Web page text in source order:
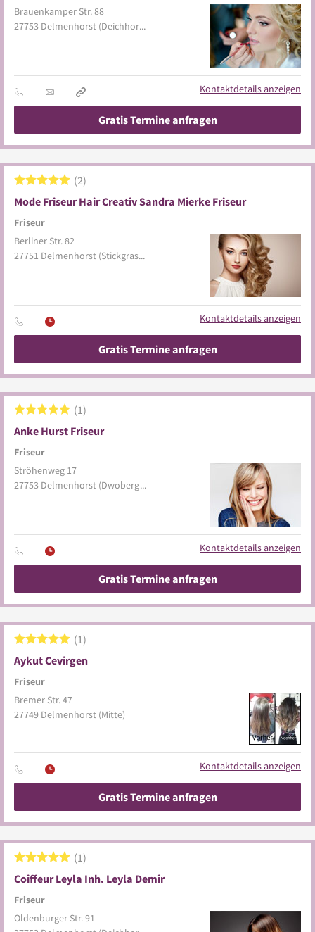
Brauenkamper Str. 88
27753 Delmenhorst (Deichhorst)
Kontaktdetails anzeigen
Gratis Termine anfragen
Mode Friseur Hair Creativ Sandra Mierke Friseur
Friseur
2
Berliner Str. 82
27751 Delmenhorst (Stickgras/Annenriede)
Kontaktdetails anzeigen
Gratis Termine anfragen
Anke Hurst Friseur
Friseur
1
Ströhenweg 17
27753 Delmenhorst (Dwoberg/Ströhen)
Kontaktdetails anzeigen
Gratis Termine anfragen
Aykut Cevirgen
Friseur
1
Bremer Str. 47
27749 Delmenhorst (Mitte)
Kontaktdetails anzeigen
Gratis Termine anfragen
Coiffeur Leyla Inh. Leyla Demir
Friseur
1
Oldenburger Str. 91